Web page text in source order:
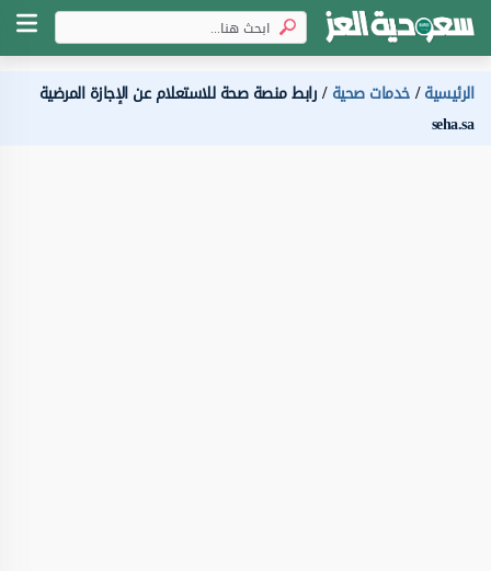
الرئيسية خدمات صحية رابط منصة صحة للاستعلام عن الإجازة المرضية
seha.sa